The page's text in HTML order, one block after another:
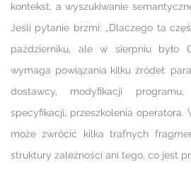
kontekst, a wyszukiwanie
Jeśli pytanie brzmi: „Dlaczego ta
październiku, ale w sierpniu było
wymaga powiązania kilku źródeł:
dostawcy, modyfikacji
specyfikacji, przeszkolenia operatora.
może zwrócić kilka trafnych
struktury zależności ani tego, co jest